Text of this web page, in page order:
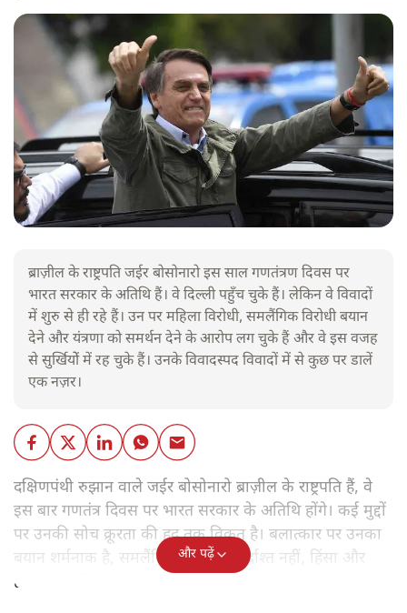
ब्राज़ील के राष्ट्रपति जईर बोसोनारो इस साल गणतंत्रण दिवस पर
भारत सरकार के अतिथि हैं। वे दिल्ली पहुँच चुके हैं। लेकिन वे विवादों
में शुरु से ही रहे हैं। उन पर महिला विरोधी, समलैंगिक विरोधी बयान
देने और यंत्रणा को समर्थन देने के आरोप लग चुके हैं और वे इस वजह
से सुर्खियोें में रह चुके हैं। उनके विवादस्पद विवादों में से कुछ पर डालें
एक नज़र।
दक्षिणपंथी रुझान वाले जईर बोसोनारो ब्राज़ील के राष्ट्रपति हैं, वे
इस बार गणतंत्र दिवस पर भारत सरकार के अतिथि होंगे। कई मुद्दों
पर उनकी सोच क्रूरता की हद तक विकृत है। बलात्कार पर उनका
बयान शर्मनाक है, समलैंगिक लोग उन्हें बर्दाश्त नहीं, हिंसा और
हत्याएं उनकी 'रूल-बुक' में हैं।
और पढ़ें